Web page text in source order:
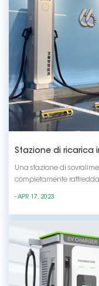
Stazione di ricarica
Una stazione di
completamente
stazione di ricarica ad
- APR 17, 2023